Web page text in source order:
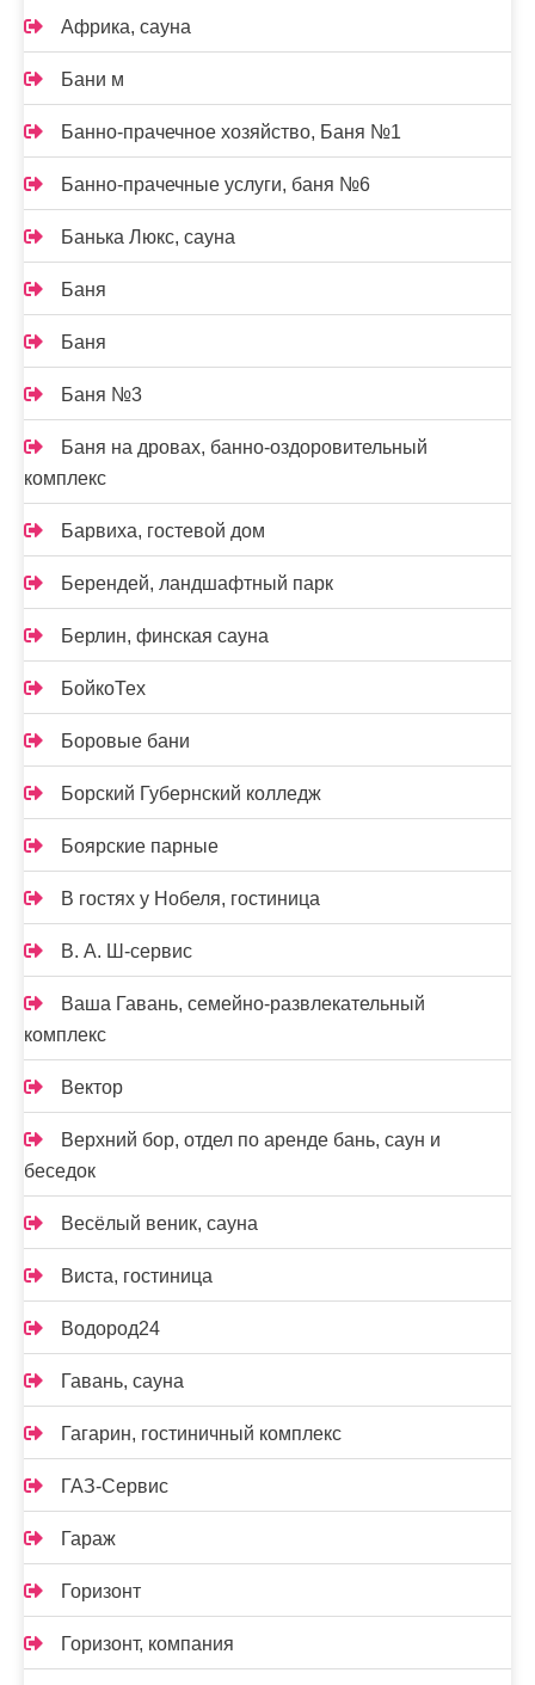
Африка, сауна
Бани м
Банно-прачечное хозяйство, Баня №1
Банно-прачечные услуги, баня №6
Банька Люкс, сауна
Баня
Баня
Баня №3
Баня на дровах, банно-оздоровительный
комплекс
Барвиха, гостевой дом
Берендей, ландшафтный парк
Берлин, финская сауна
БойкоТех
Боровые бани
Борский Губернский колледж
Боярские парные
В гостях у Нобеля, гостиница
В. А. Ш-сервис
Ваша Гавань, семейно-развлекательный
комплекс
Вектор
Верхний бор, отдел по аренде бань, саун и
беседок
Весёлый веник, сауна
Виста, гостиница
Водород24
Гавань, сауна
Гагарин, гостиничный комплекс
ГАЗ-Сервис
Гараж
Горизонт
Горизонт, компания